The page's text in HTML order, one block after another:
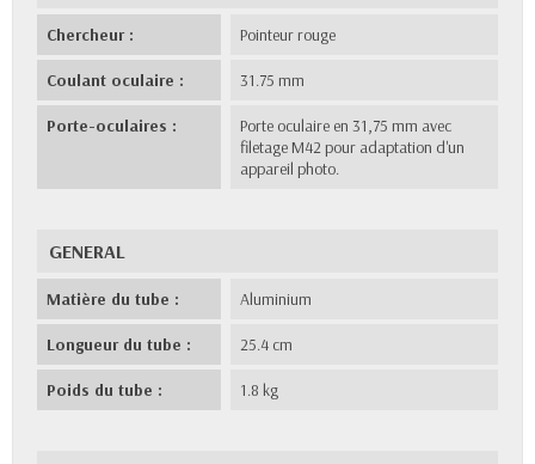
Chercheur : Pointeur rouge
Coulant oculaire : 31.75 mm
Porte-oculaires :
Porte oculaire en 31,75 mm avec
filetage M42 pour adaptation d'un
appareil photo.
GENERAL
Matière du tube : Aluminium
Longueur du tube : 25.4 cm
Poids du tube : 1.8 kg